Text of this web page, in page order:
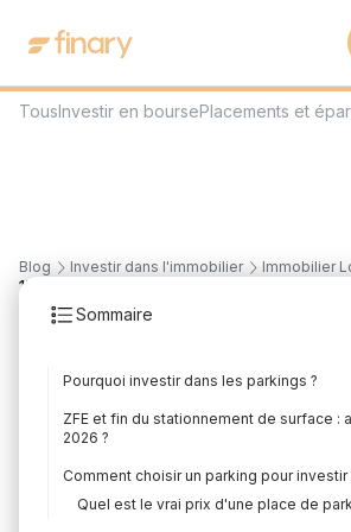
TousInvestir en boursePlacements et
Blog Investir dans l'immobilier Immobilier
Sommaire
Pourquoi investir dans les parkings ?
ZFE et fin du stationnement de surface :
2026 ?
Comment choisir un parking pour investir
Quel est le vrai prix d'une place de
17
parkings en
guide complet
Rédigé parMounir Laggoune Édité par